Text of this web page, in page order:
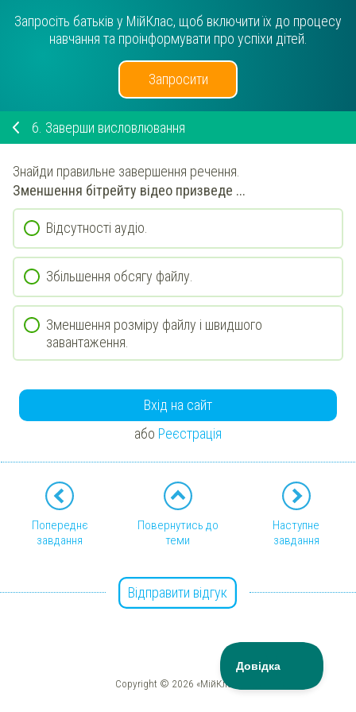
Запросіть батьків у МійКлас, щоб включити їх до процесу
навчання та проінформувати про успіхи дітей.
Запросити
6. Заверши висловлювання
Знайди правильне завершення речення.
Зменшення бітрейту відео призведе ...
Відсутності аудіо.
Збільшення обсягу файлу.
Зменшення розміру файлу і швидшого
завантаження.
Вхід на сайт
або Реєстрація
Попереднє
завдання
Повернутись до
теми
Наступне
завдання
Відправити відгук
Copyright © 2026 «МійКлас»